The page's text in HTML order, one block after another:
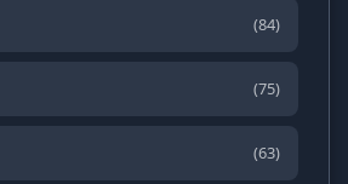
(84)
(75)
(63)